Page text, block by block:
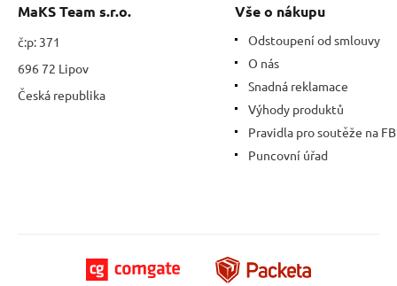
MaKS Team s.r.o.
č:p: 371
696 72 Lipov
Česká republika
Vše o nákupu
Odstoupení od smlouvy
O nás
Snadná reklamace
Výhody produktů
Pravidla pro soutěže na FB
Puncovní úřad